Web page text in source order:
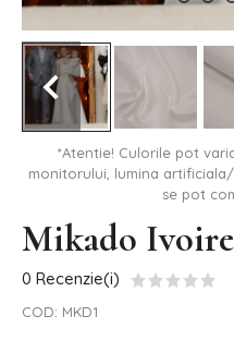
*Atentie! Culorile pot
monitorului, lumina
se pot
Mikado Ivoire
0 Recenzie(i)
COD: MKD1